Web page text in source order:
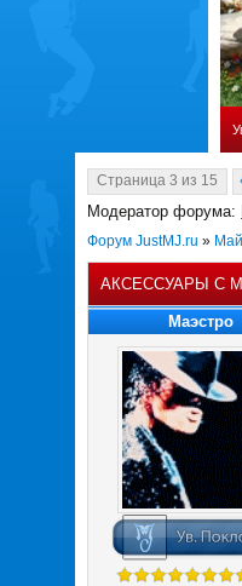
Страница 3 из 15
Модератор форума:
Форум JustMJ.ru »
АКСЕССУАРЫ С
Маэстро